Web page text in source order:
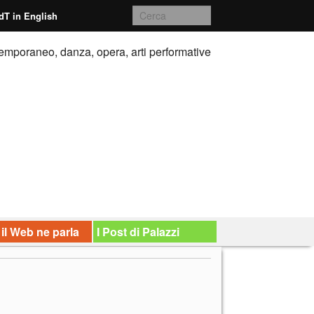
in English
danza, opera, arti performative
Web ne parla I Post di Palazzi